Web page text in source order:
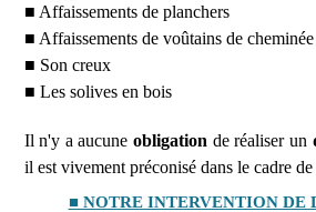
■ Affaissements de planchers
■ Affaissements de voûtains de cheminée
■ Son creux
■ Les solives en bois
Il n'y a aucuneobligation de réaliser un
il est vivement préconisé dans le cadre de
■ NOTRE INTERVENTION DE